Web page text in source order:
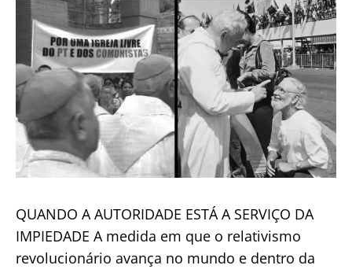
QUANDO A AUTORIDADE ESTÁ A SERVIÇO DA
IMPIEDADE A medida em que o relativismo
revolucionário avança no mundo e dentro da